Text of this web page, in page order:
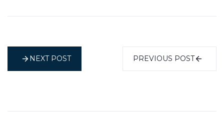
PREVIOUS POST
NEXT POST